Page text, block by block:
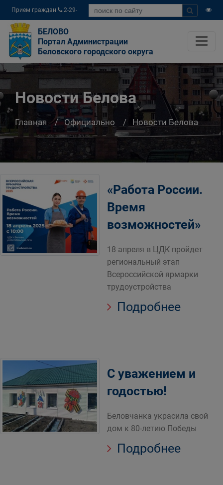
Прием граждан
2-29-
04
БЕЛОВО
Портал Администрации
Беловского городского округа
Новости Белова
Главная Официально Новости Белова
«Работа России.
Время
возможностей»
18 апреля в ЦДК пройдет
региональный этап
Всероссийской ярмарки
трудоустройства
Подробнее
С уважением и
годостью!
Беловчанка украсила свой
дом к 80-летию Победы
Подробнее